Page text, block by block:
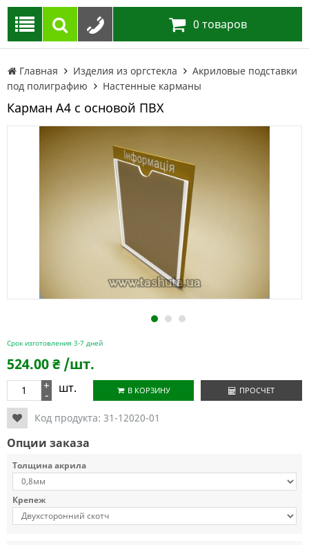
0 товаров
Главная Изделия из оргстекла
Акриловые подставки
под полиграфию
Настенные карманы
Карман А4 с основой ПВХ
1 2 3
Срок изготовления 3-7 дней
524.00₴ /шт.
+
- шт. В КОРЗИНУ ПРОСЧЕТ
Код продукта: 31-12020-01
Опции заказа
Толщина акрила
Крепеж